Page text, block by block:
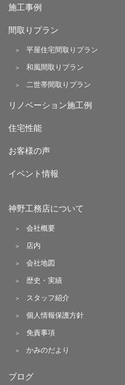
施工事例
間取りプラン
平屋住宅間取りプラン
和風間取りプラン
二世帯間取りプラン
リノベーション施工例
住宅性能
お客様の声
イベント情報
神野工務店について
会社概要
店内
会社地図
歴史・実績
スタッフ紹介
個人情報保護方針
免責事項
かみのだより
ブログ